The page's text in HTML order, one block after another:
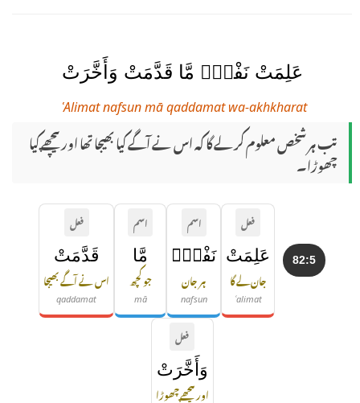
عَلِمَتْ نَفْسٌۭ مَّا قَدَّمَتْ وَأَخَّرَتْ
ʿAlimat nafsun mā qaddamat wa-akhkharat
تب ہر شخص معلوم کر لے گا کہ اس نے آگے کیا بھیجا تھا اور پیچھے کیا
چھوڑا۔
82:5
فعل
عَلِمَتْ
جان لے گا
ʿalimat
اسم
نَفْسٌۭ
ہر جان
nafsun
اسم
مَّا
جو کچھ
mā
فعل
قَدَّمَتْ
اس نے آگے بھیجا
qaddamat
فعل
وَأَخَّرَتْ
اور پیچھے چھوڑا